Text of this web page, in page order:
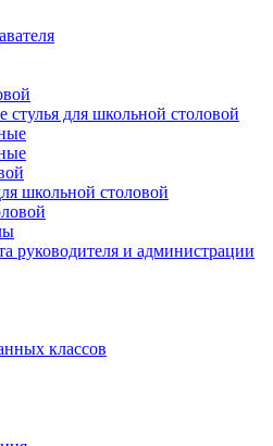
для школьной столовой
школьной столовой
руководителя и администрации
классов